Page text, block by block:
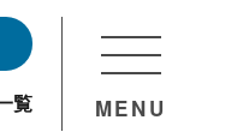
覧 MENU